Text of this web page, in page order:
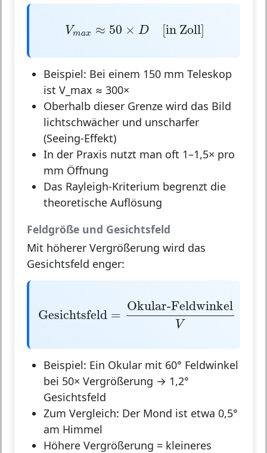
Vmax ≈ 50 × D [in Zoll]
a x ≈50× D[ inZoll]
Beispiel: Bei einem 150 mm Teleskop
ist V_max ≈ 300×
Oberhalb dieser Grenze wird das Bild
lichtschwächer und unscharfer
(Seeing-Effekt)
In der Praxis nutzt man oft 1–1,5× pro
mm Öffnung
Das Rayleigh-Kriterium begrenzt die
theoretische Auflösung
Feldgröße und Gesichtsfeld
Mit höherer Vergrößerung wird das
Gesichtsfeld enger:
Gesichtsfeld =
Okular-Feldwinkel
V
Okular-FeldwinkelV
Beispiel: Ein Okular mit 60° Feldwinkel
bei 50× Vergrößerung → 1,2°
Gesichtsfeld
Zum Vergleich: Der Mond ist etwa 0,5°
am Himmel
Höhere Vergrößerung = kleineres